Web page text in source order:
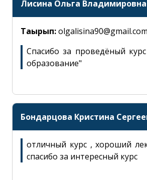
Лисина Ольга Владимировна
Тақырып:olgalisina90@gmail.com
Спасибо за проведёный
образование"
Бондарцова Кристина
отличный курс , хороший
спасибо за интересный курс
Сұрақ қою